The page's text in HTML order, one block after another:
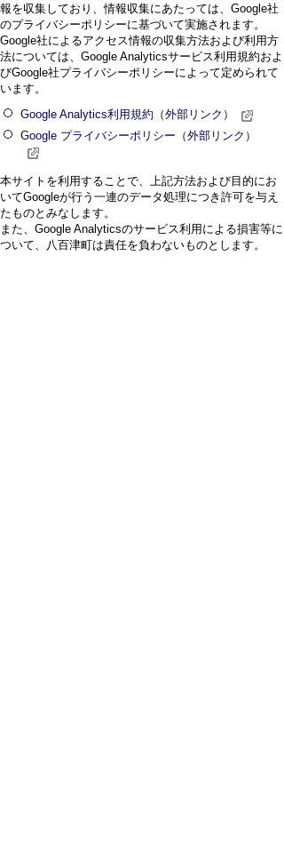
報を収集しており、情報収集にあたっては、Google社
のプライバシーポリシーに基づいて実施されます。
Google社によるアクセス情報の収集方法および利用方
法については、Google Analyticsサービス利用規約およ
びGoogle社プライバシーポリシーによって定められて
います。
Google Analytics利用規約（外部リンク）
Google プライバシーポリシー（外部リンク）
本サイトを利用することで、上記方法および目的にお
いてGoogleが行う一連のデータ処理につき許可を与え
たものとみなします。
また、Google Analyticsのサービス利用による損害等に
ついて、八百津町は責任を負わないものとします。